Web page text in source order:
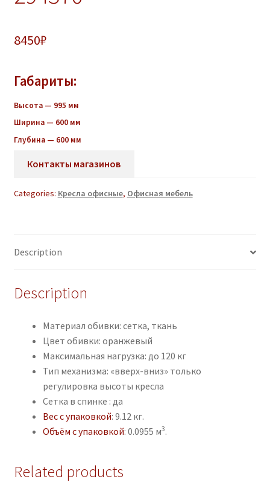
8450₽
Габариты:
Высота — 995 мм
Ширина — 600 мм
Глубина — 600 мм
Контакты магазинов
Categories: Кресла офисные, Офисная мебель
Description
Description
Материал обивки: сетка, ткань
Цвет обивки: оранжевый
Максимальная нагрузка: до 120 кг
Тип механизма: «вверх-вниз» только
регулировка высоты кресла
Сетка в спинке : да
Вес с упаковкой: 9.12 кг.
Объём с упаковкой: 0.0955 м3.
Related products